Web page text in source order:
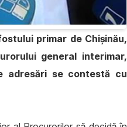
primar de Chișinău,
general interimar,
adresări se contestă cu